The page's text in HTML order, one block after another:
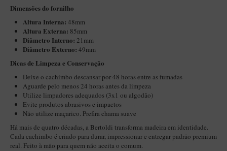
Maestro Compacto – Briar Italiano
MONTE SEU KIT/INICIANTES
Blends Para Cachimbo
Cachimbos
Limpadores para Cachimbo
Suportes
Filtros
Isqueiros
Dimensões do fornilho
Altura Interna: 48mm
Altura Externa: 85mm
Diâmetro Interno: 21mm
Diâmetro Externo: 49mm
Dicas de Limpeza e Conservação
Deixe o cachimbo descansar por 48 horas entre as fumadas
Aguarde pelo menos 24 horas antes da limpeza
Utilize limpadores adequados (3x1 ou algodão)
Evite produtos abrasivos e impactos
Não utilize maçarico. Prefira chama suave
Há mais de quatro décadas, a Bertoldi transforma madeira em identidade.
Cada cachimbo é criado para durar, impressionar e entregar padrão premium
real. Feito à mão para quem não aceita o comum.